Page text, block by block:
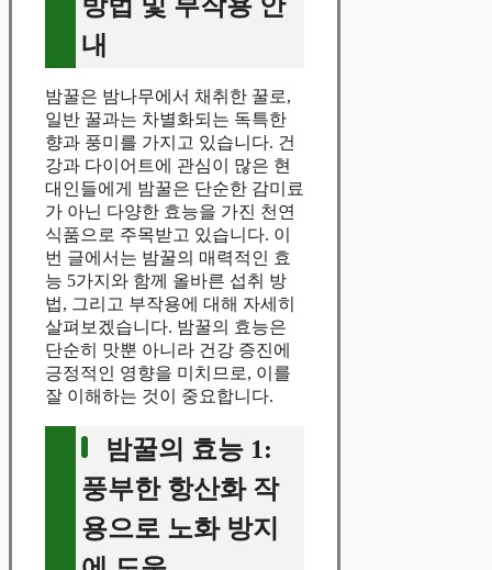
방법 및 부작용 안
내
밤꿀은 밤나무에서 채취한 꿀로,
일반 꿀과는 차별화되는 독특한
향과 풍미를 가지고 있습니다. 건
강과 다이어트에 관심이 많은 현
대인들에게 밤꿀은 단순한 감미료
가 아닌 다양한 효능을 가진 천연
식품으로 주목받고 있습니다. 이
번 글에서는 밤꿀의 매력적인 효
능 5가지와 함께 올바른 섭취 방
법, 그리고 부작용에 대해 자세히
살펴보겠습니다. 밤꿀의 효능은
단순히 맛뿐 아니라 건강 증진에
긍정적인 영향을 미치므로, 이를
잘 이해하는 것이 중요합니다.
밤꿀의 효능 1:
풍부한 항산화 작
용으로 노화 방지